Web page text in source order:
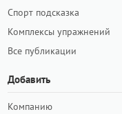
Спорт подсказка
Комплексы упражнений
Все публикации
Добавить
Компанию